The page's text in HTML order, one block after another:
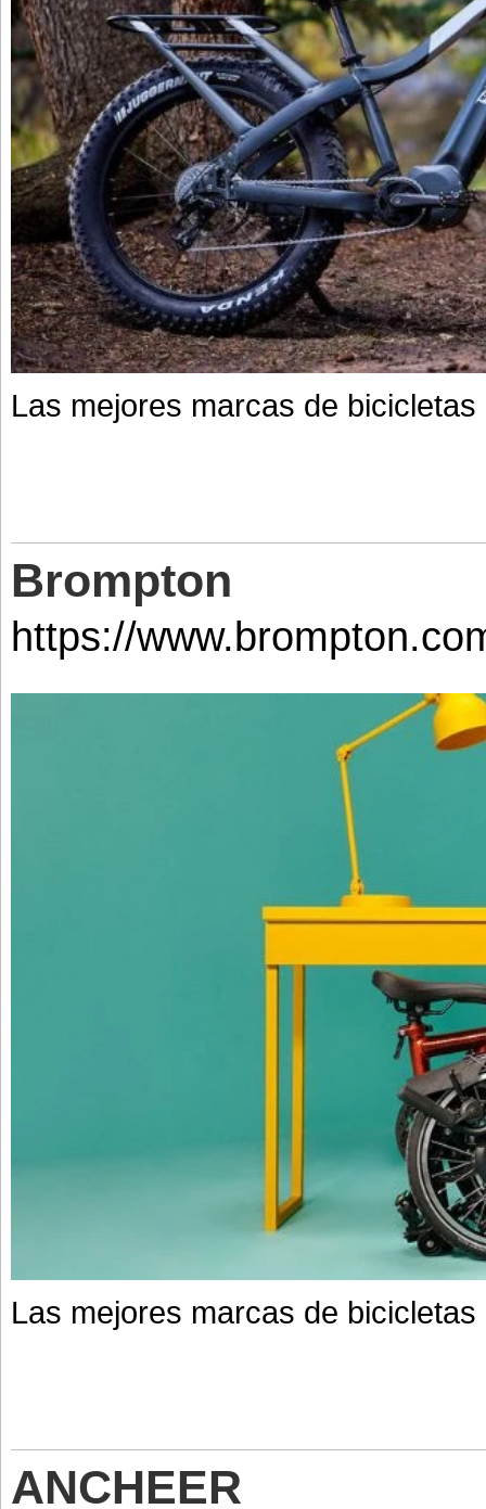
Las mejores marcas de
Brompton
https://
Las mejores marcas de
ANCHEER